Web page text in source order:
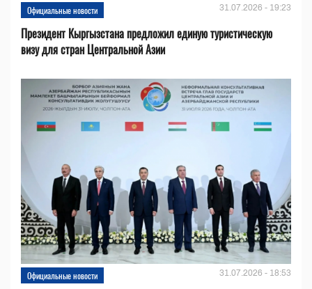
Официальные новости 31.07.2026 - 19:23
Президент Кыргызстана предложил единую туристическую
визу для стран Центральной Азии
Официальные новости 31.07.2026 - 18:53